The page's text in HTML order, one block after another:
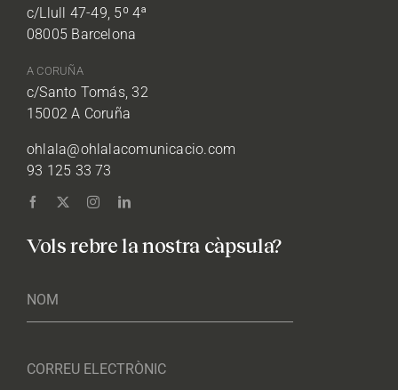
c/Llull 47-49, 5º 4ª
08005 Barcelona
A CORUÑA
c/Santo Tomás, 32
15002 A Coruña
ohlala@ohlalacomunicacio.com
93 125 33 73
Vols rebre la nostra càpsula?